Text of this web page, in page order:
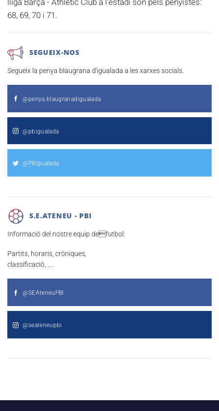
68, 69, 70 i 71.
SEGUEIX-NOS
Segueix la penya blaugrana d'igualada a les xarxes socials.
@penya.blaugranadigualada
@pbigualada
@PBIgualada
S.E.ATENEU - PBI
Informació del nostre equip defutbol:
Partits, horaris, cròniques,
classificació, ....
@SEAteneuPBI
@seateneupbi